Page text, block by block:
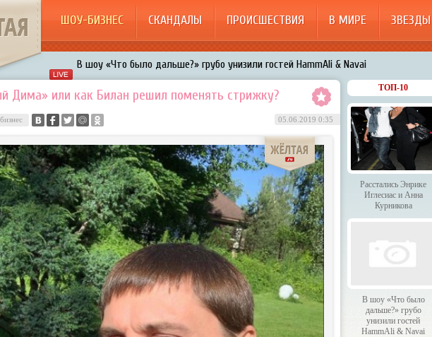
ШОУ-БИЗНЕС СКАНДАЛЫ ПРОИСШЕСТВИЯ В МИРЕ ЗВЕЗДЫ
В шоу «Что было дальше?» грубо унизили гостей HammAli & Navai
Авербух зарождает в Бузовой новый комплекс на «Ледниковом периоде»
«Мужик на 200%»: Тарзан признался, что изменил Королёвой с любовницами-
воровками
Расстались Энрике Иглесиас и Анна Курникова
Дима» или как Билан решил поменять стрижку?
05.06.2019 0:35
ТОП-10
Расстались Энрике
Иглесиас и Анна
Курникова
В шоу «Что было
дальше?» грубо
унизили гостей
HammAli & Navai